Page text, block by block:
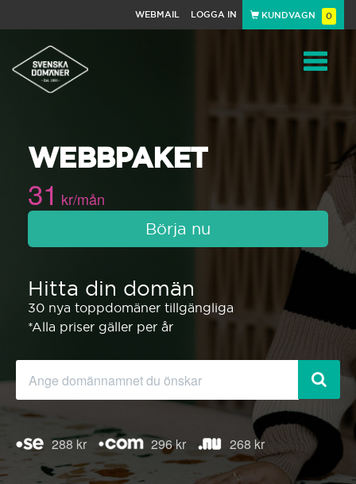
WEBMAIL LOGGA IN KUNDVAGN 0
Toggle
WEBBPAKET
31 kr/mån
Börja nu
Hitta din domän
30 nya toppdomäner tillgängliga
*Alla priser gäller per år
288 kr 296 kr 268 kr